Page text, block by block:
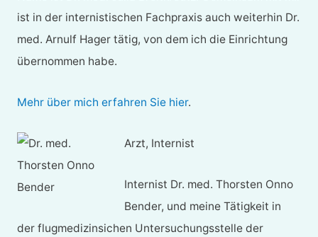
ist in der internistischen Fachpraxis auch weiterhin Dr.
med. Arnulf Hager tätig, von dem ich die Einrichtung
übernommen habe.
Mehr über mich erfahren Sie hier.
Arzt, Internist
Internist Dr. med. Thorsten Onno
Bender, und meine Tätigkeit in
der flugmedizinsichen Untersuchungsstelle der